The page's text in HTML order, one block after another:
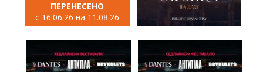
ПЕРЕНЕСЕНО
с 16.06.26 на 11.08.26